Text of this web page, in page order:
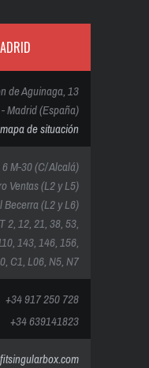
de Aguinaga, 13
Madrid (España)
de situación
M-30 (C/ Alcalá)
Ventas (L2 y L5)
Becerra (L2 y L6)
2, 12, 21, 38, 53,
143, 146, 156,
C1, L06, N5, N7
+34 917 250 728
+34 639141823